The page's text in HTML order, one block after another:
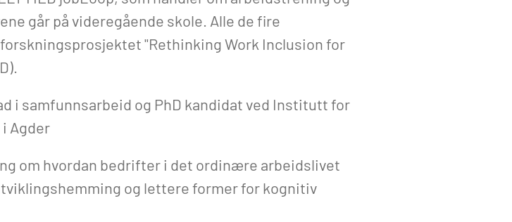
går på videregående skole. Alle de fire
"Rethinking Work Inclusion for
i samfunnsarbeid og PhD kandidat ved Institutt for
Agder
om hvordan bedrifter i det ordinære arbeidslivet
og lettere former for kognitiv